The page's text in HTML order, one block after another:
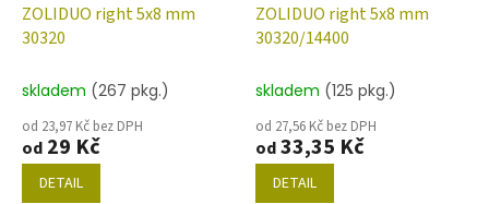
ZOLIDUO right 5x8 mm
30320
skladem (267 pkg.)
od 23,97 Kč bez DPH
od 29 Kč
DETAIL
ZOLIDUO right 5x8 mm
30320/14400
skladem (125 pkg.)
od 27,56 Kč bez DPH
od33,35 Kč
DETAIL